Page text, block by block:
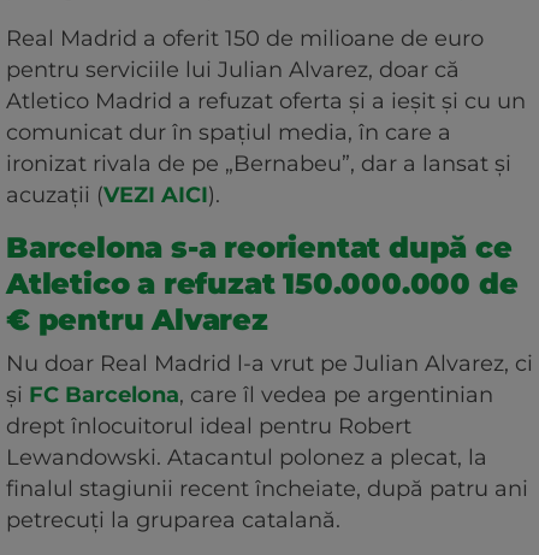
Real Madrid a oferit 150 de milioane de euro
pentru serviciile lui Julian Alvarez, doar că
Atletico Madrid a refuzat oferta și a ieșit și cu un
comunicat dur în spațiul media, în care a
ironizat rivala de pe „Bernabeu”, dar a lansat și
acuzații (VEZI AICI).
Barcelona s-a reorientat după ce
Atletico a refuzat 150.000.000 de
€ pentru Alvarez
Nu doar Real Madrid l-a vrut pe Julian Alvarez, ci
și FC Barcelona, care îl vedea pe argentinian
drept înlocuitorul ideal pentru Robert
Lewandowski. Atacantul polonez a plecat, la
finalul stagiunii recent încheiate, după patru ani
petrecuți la gruparea catalană.